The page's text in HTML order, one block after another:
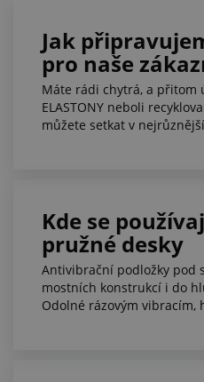
Jak
pro naše
Máte rádi chytrá, a přitom
ELASTONY neboli
můžete setkat v
Kde se
pružné desky
Antivibrační podložky pod
mostních konstrukcí i do
Odolné rázovým vibracím,